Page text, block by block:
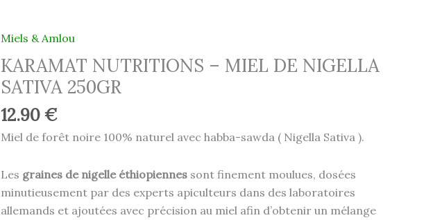
Miels & Amlou
KARAMAT NUTRITIONS – MIEL DE NIGELLA
SATIVA 250GR
12.90€
Miel de forêt noire 100% naturel avec habba-sawda ( Nigella Sativa ).
Les graines de nigelle éthiopiennessont finement moulues, dosées
minutieusement par des experts apiculteurs dans des laboratoires
allemands et ajoutées avec précision au miel afin d’obtenir un mélange